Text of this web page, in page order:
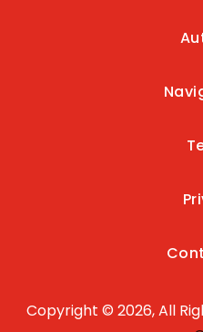
Copyright © 2026, All